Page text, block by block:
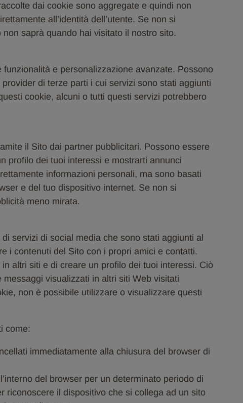
dai cookie sono aggregate e quindi non
all’identità dell’utente. Se non si
saprà quando hai visitato il nostro sito.
e personalizzazione avanzate. Possono
di terze parti i cui servizi sono stati aggiunti
cookie, alcuni o tutti questi servizi potrebbero
il Sito dai partner pubblicitari. Possono essere
profilo dei tuoi interessi e mostrarti annunci
informazioni personali, ma sono basati
e del tuo dispositivo internet. Se non si
meno mirata.
servizi di social media che sono stati aggiunti al
i contenuti del Sito con i propri amici e contatti.
altri siti e di creare un profilo dei tuoi interessi. Ciò
visualizzati in altri siti Web visitati
non è possibile utilizzare o visualizzare questi
come:
immediatamente alla chiusura del browser di
del browser per un determinato periodo di
riconoscere il dispositivo che si collega ad un sito